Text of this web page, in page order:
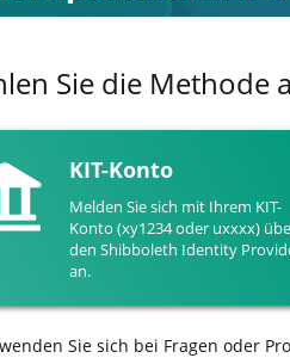
Sie die Methode
KIT-Konto
Melden Sie sich mit Ihrem KIT-
Konto (xy1234 oder uxxxx)
den Shibboleth Identity
an.
Sie sich bei Fragen oder